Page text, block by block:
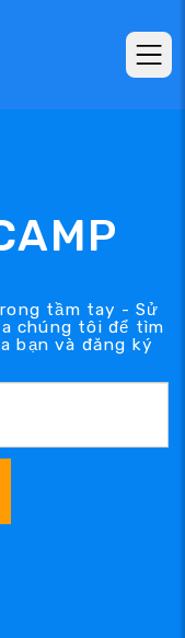
tầm tay - Sử
chúng tôi để tìm
bạn và đăng ký